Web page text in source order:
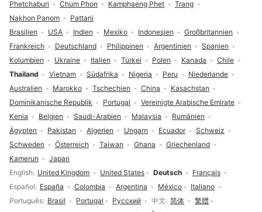
Sprachauswahl
English United Kingdom United States Deutsch
Français
Español
España Colombia Argentina México
Italiano
Português Brasil Portugal Русский 中文 简体
繁體
Brasilien USA Indien Mexiko Indonesien
Großbritannien
Frankreich
Deutschland Philippinen Argentinien
Spanien
Kolumbien
Ukraine Italien Türkei Polen Kanada
Chile
Thailand
Vietnam Südafrika Nigeria Peru
Niederlande
Australien
Marokko Tschechien China
Kasachstan
Dominikanische Republik
Portugal
Vereinigte Arabische Emirate
Kenia
Belgien Saudi-Arabien Malaysia
Rumänien
Ägypten
Pakistan Algerien Ungarn Ecuador
Schweiz
Schweden
Österreich Taiwan Ghana
Griechenland
Kamerun
Japan
Phetchaburi
Chum Phon Kamphaeng Phet
Trang
Nakhon Panom
Pattani